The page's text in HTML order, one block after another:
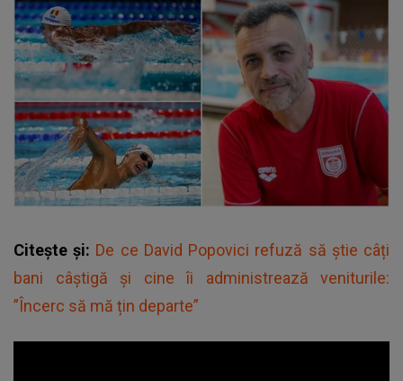
Citește și: De ce David Popovici refuză să știe câți
bani câștigă și cine îi administrează veniturile:
”Încerc să mă țin departe”